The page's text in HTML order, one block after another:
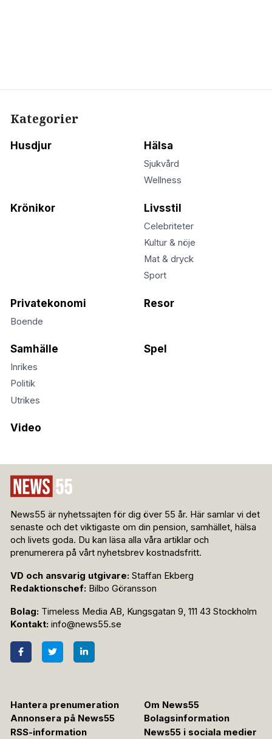
Kategorier
Husdjur Hälsa
Sjukvård
Wellness
Krönikor Livsstil
Celebriteter
Kultur & nöje
Mat & dryck
Sport
Privatekonomi
Boende
Resor
Samhälle
Inrikes
Politik
Utrikes
Spel
Video
News55 är nyhetssajten för dig över 55 år. Här samlar vi det
senaste och det viktigaste om din pension, samhället, hälsa
och livets goda. Du kan läsa alla våra artiklar och
prenumerera på vårt nyhetsbrev kostnadsfritt.
VD och ansvarig utgivare: Staffan Ekberg
Redaktionschef: Bilbo Göransson
Bolag: Timeless Media AB, Kungsgatan 9, 111 43 Stockholm
Kontakt: info@news55.se
Hantera prenumeration
Om News55
Annonsera på News55
Bolagsinformation
RSS-information
News55 i sociala medier